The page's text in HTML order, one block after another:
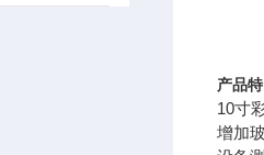
产品
10寸
增加